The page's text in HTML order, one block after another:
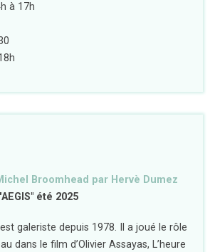
à 17h
Broomhead par Hervè Dumez
été 2025
galeriste depuis 1978. Il a joué le rôle
dans le film d’Olivier Assayas, L’heure